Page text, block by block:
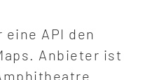
API den
Anbieter ist